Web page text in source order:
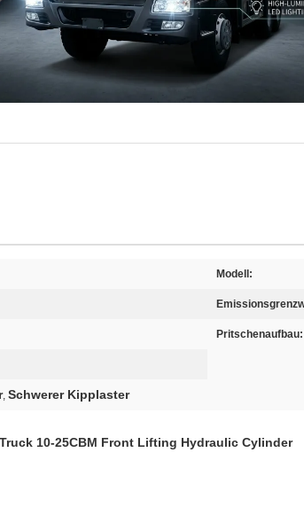
Modell:
Pritschenaufbau:
, Schwerer Kipplaster
10-25CBM Front Lifting Hydraulic Cylinder